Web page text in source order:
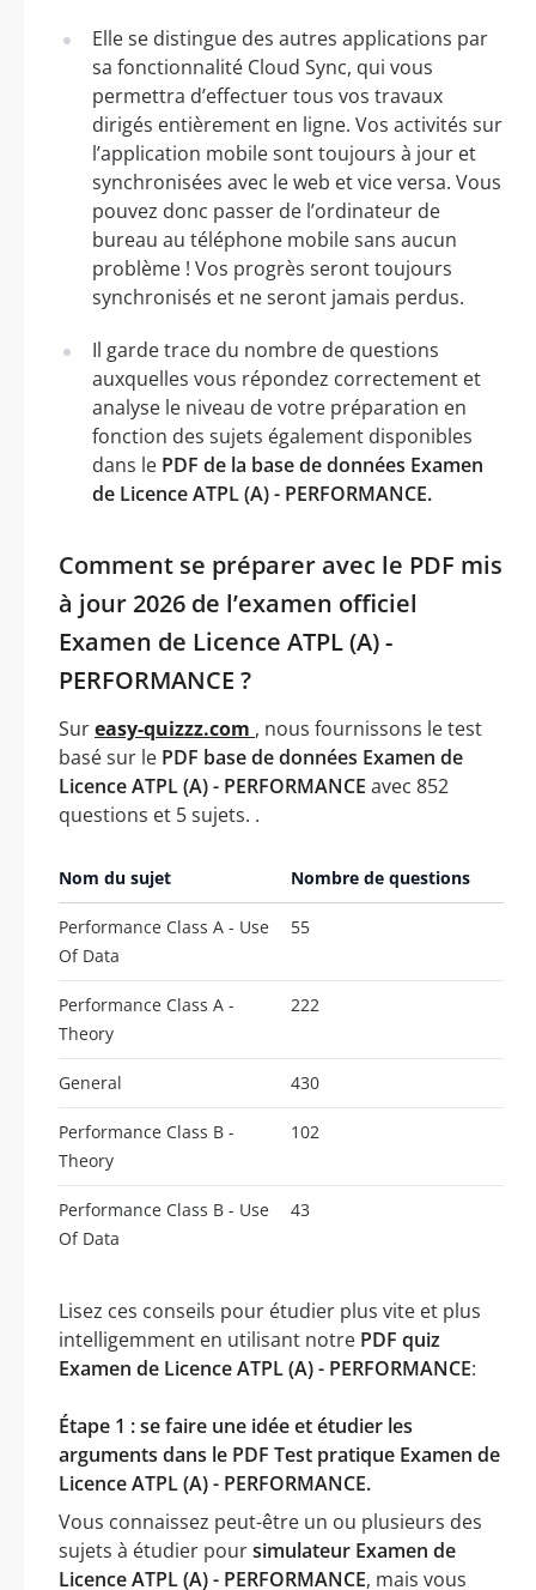
Elle se distingue des autres applications par
sa fonctionnalité Cloud Sync, qui vous
permettra d’effectuer tous vos travaux
dirigés entièrement en ligne. Vos activités sur
l’application mobile sont toujours à jour et
synchronisées avec le web et vice versa. Vous
pouvez donc passer de l’ordinateur de
bureau au téléphone mobile sans aucun
problème ! Vos progrès seront toujours
synchronisés et ne seront jamais perdus.
Il garde trace du nombre de questions
auxquelles vous répondez correctement et
analyse le niveau de votre préparation en
fonction des sujets également disponibles
dans le PDF de la base de données Examen
de Licence ATPL (A) - PERFORMANCE.
Comment se préparer avec le PDF mis
à jour 2026 de l’examen officiel
Examen de Licence ATPL (A) -
PERFORMANCE ?
Sureasy-quizzz.com , nous fournissons le test
basé sur le PDF base de données Examen de
Licence ATPL (A) - PERFORMANCE avec 852
questions et 5 sujets. .
Nom du sujet Nombre de questions
Performance Class A - Use
Of Data
55
Performance Class A -
Theory
222
General 430
Performance Class B -
Theory
102
Performance Class B - Use
Of Data
43
Lisez ces conseils pour étudier plus vite et plus
intelligemment en utilisant notre PDF quiz
Examen de Licence ATPL (A) - PERFORMANCE:
Étape 1 : se faire une idée et étudier les
arguments dans le PDF Test pratique Examen de
Licence ATPL (A) - PERFORMANCE.
Vous connaissez peut-être un ou plusieurs des
sujets à étudier poursimulateur Examen de
Licence ATPL (A) - PERFORMANCE, mais vous